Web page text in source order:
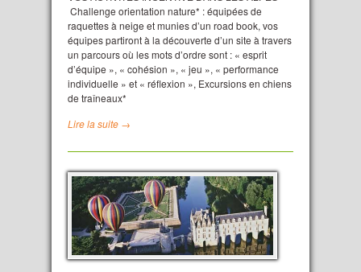
Challenge orientation nature* : équipées de
raquettes à neige et munies d’un road book, vos
équipes partiront à la découverte d’un site à travers
un parcours où les mots d’ordre sont : « esprit
d’équipe », « cohésion », « jeu », « performance
individuelle » et « réflexion », Excursions en chiens
de traîneaux*
Lire la suite →